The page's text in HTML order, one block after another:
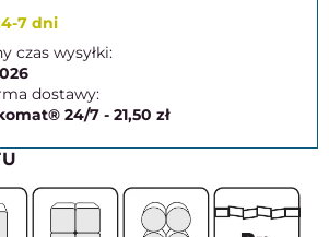
4-7 dni
czas wysyłki:
dostawy:
24/7 - 21,50 zł